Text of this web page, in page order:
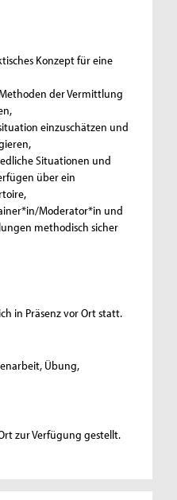
Konzept für eine
der Vermittlung
einzuschätzen und
Situationen und
über ein
Moderator*in und
methodisch sicher
in Präsenz vor Ort statt.
Übung,
zur Verfügung gestellt.